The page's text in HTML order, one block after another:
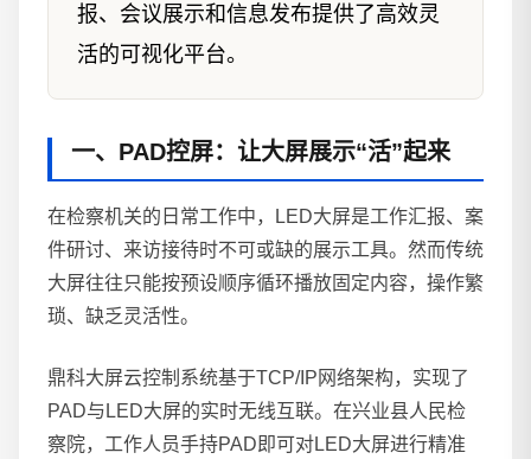
报、会议展示和信息发布提供了高效灵
活的可视化平台。
一、PAD控屏：让大屏展示“活”起来
在检察机关的日常工作中，LED大屏是工作汇报、案
件研讨、来访接待时不可或缺的展示工具。然而传统
大屏往往只能按预设顺序循环播放固定内容，操作繁
琐、缺乏灵活性。
鼎科大屏云控制系统基于TCP/IP网络架构，实现了
PAD与LED大屏的实时无线互联。在兴业县人民检
察院，工作人员手持PAD即可对LED大屏进行精准